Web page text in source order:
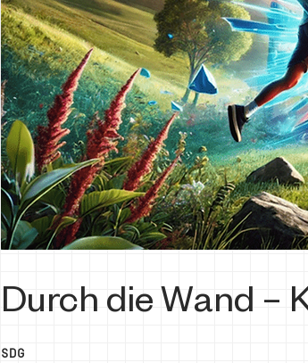
Durch die Wand –
SDG